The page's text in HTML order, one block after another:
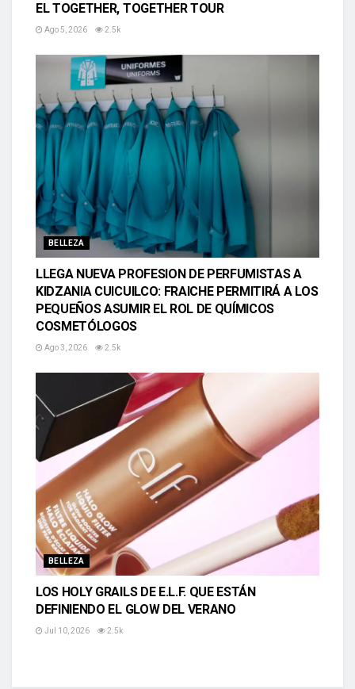
EL TOGETHER, TOGETHER TOUR
Ago 5, 2026 2.5k
BELLEZA
LLEGA NUEVA PROFESION DE PERFUMISTAS A
KIDZANIA CUICUILCO: FRAICHE PERMITIRÁ A LOS
PEQUEÑOS ASUMIR EL ROL DE QUÍMICOS
COSMETÓLOGOS
Ago 3, 2026 2.5k
BELLEZA
LOS HOLY GRAILS DE E.L.F. QUE ESTÁN
DEFINIENDO EL GLOW DEL VERANO
Jul 10, 2026 2.5k